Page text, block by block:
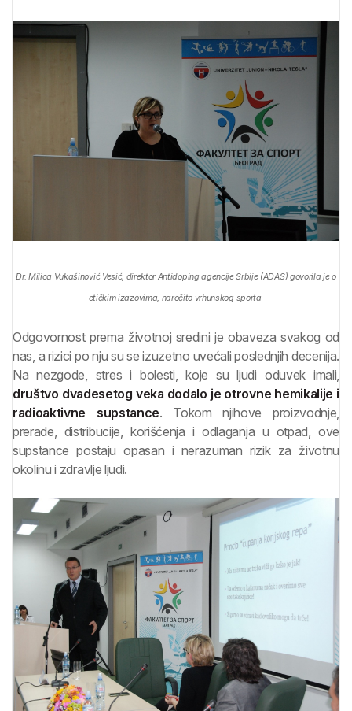
Dr. Milica Vukašinović Vesić, direktor Antidoping agencije Srbije (ADAS) govorila je o
etičkim izazovima, naročito vrhunskog sporta
Odgovornost prema životnoj sredini je obaveza svakog od
nas, a rizici po nju su se izuzetno uvećali poslednjih decenija.
Na nezgode, stres i bolesti, koje su ljudi oduvek imali,
društvo dvadesetog veka dodalo je otrovne hemikalije i
radioaktivne supstance. Tokom njihove proizvodnje,
prerade, distribucije, korišćenja i odlaganja u otpad, ove
supstance postaju opasan i nerazuman rizik za životnu
okolinu i zdravlje ljudi.